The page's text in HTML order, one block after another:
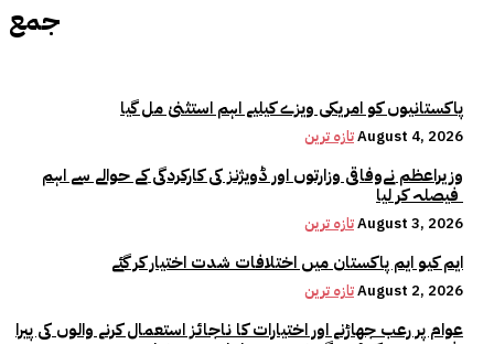
جمع
پاکستانیوں کو امریکی ویزے کیلیے اہم استثنیٰ مل گیا
تازہ ترینAugust 4, 2026
وزیراعظم نےوفاقی وزارتوں اور ڈویژنز کی کارکردگی کے حوالے سے اہم
تازہ ترینAugust 3, 2026
ایم کیو ایم پاکستان میں اختلافات شدت اختیار کر گئے
تازہ ترینAugust 2, 2026
عوام پر رعب جھاڑنے اور اختیارات کا ناجائز استعمال کرنے والوں کی پیرا